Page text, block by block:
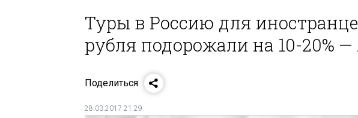
Туры в Россию для
рубля подорожали на 10-20%
Поделиться
28.03.2017 21:29